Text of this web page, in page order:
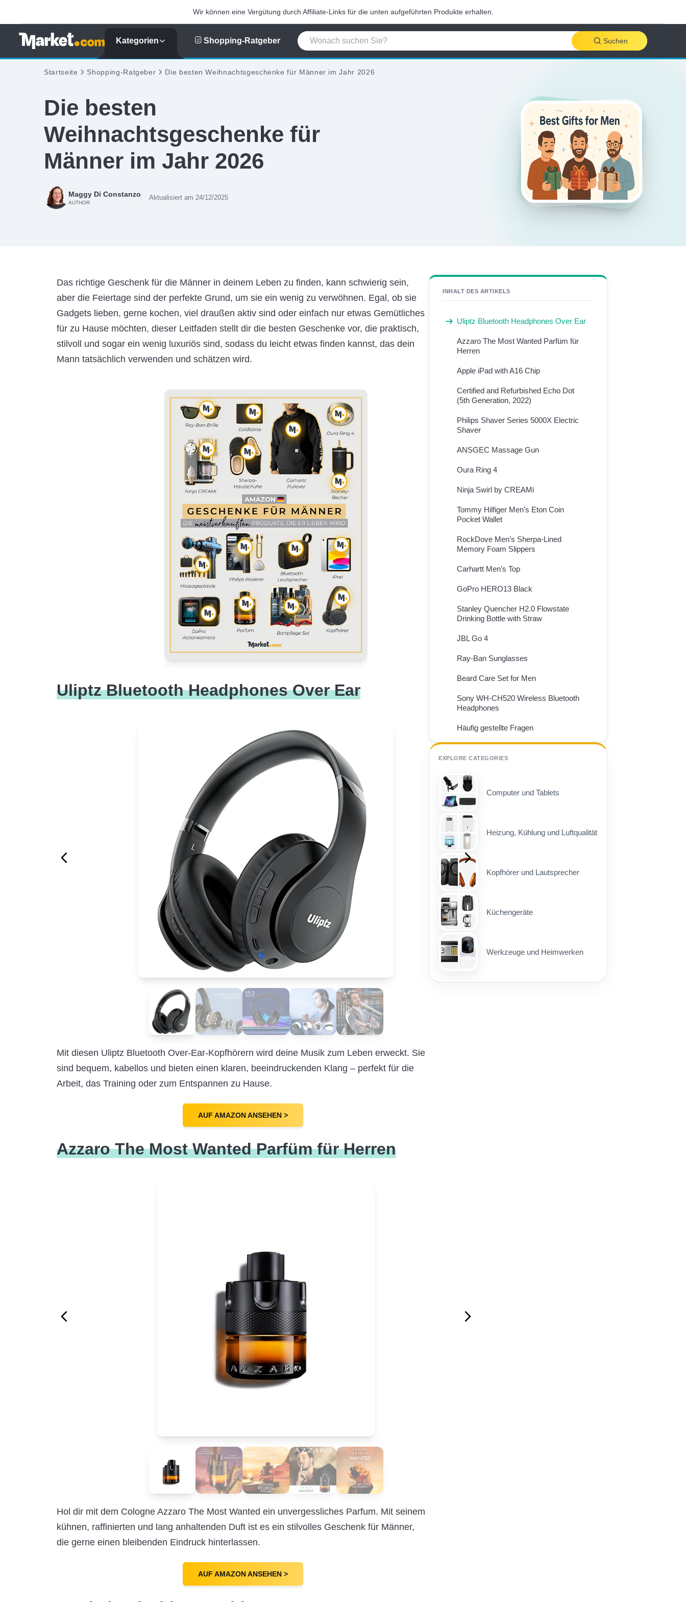
Wir können eine Vergütung durch Affiliate-Links für die unten aufgeführten Produkte erhalten.
Kategorien Shopping-Ratgeber Suchen
Startseite Shopping-Ratgeber Die besten Weihnachtsgeschenke für Männer im Jahr 2026
Die besten
Weihnachtsgeschenke für
Männer im Jahr 2026
Maggy Di Constanzo
AUTHOR
Aktualisiert am 24/12/2025
Das richtige Geschenk für die Männer in deinem Leben zu finden, kann schwierig sein,
aber die Feiertage sind der perfekte Grund, um sie ein wenig zu verwöhnen. Egal, ob sie
Gadgets lieben, gerne kochen, viel draußen aktiv sind oder einfach nur etwas Gemütliches
für zu Hause möchten, dieser Leitfaden stellt dir die besten Geschenke vor, die praktisch,
stilvoll und sogar ein wenig luxuriös sind, sodass du leicht etwas finden kannst, das dein
Mann tatsächlich verwenden und schätzen wird.
Uliptz Bluetooth Headphones Over Ear
Mit diesen Uliptz Bluetooth Over-Ear-Kopfhörern wird deine Musik zum Leben erweckt. Sie
sind bequem, kabellos und bieten einen klaren, beeindruckenden Klang – perfekt für die
Arbeit, das Training oder zum Entspannen zu Hause.
AUF AMAZON ANSEHEN >
Azzaro The Most Wanted Parfüm für Herren
Hol dir mit dem Cologne Azzaro The Most Wanted ein unvergessliches Parfum. Mit seinem
kühnen, raffinierten und lang anhaltenden Duft ist es ein stilvolles Geschenk für Männer,
die gerne einen bleibenden Eindruck hinterlassen.
AUF AMAZON ANSEHEN >
INHALT DES ARTIKELS
Uliptz Bluetooth Headphones Over Ear
Azzaro The Most Wanted Parfüm für
Herren
Apple iPad with A16 Chip
Certified and Refurbished Echo Dot
(5th Generation, 2022)
Philips Shaver Series 5000X Electric
Shaver
ANSGEC Massage Gun
Oura Ring 4
Ninja Swirl by CREAMi
Tommy Hilfiger Men’s Eton Coin
Pocket Wallet
RockDove Men’s Sherpa-Lined
Memory Foam Slippers
Carhartt Men’s Top
GoPro HERO13 Black
Stanley Quencher H2.0 Flowstate
Drinking Bottle with Straw
JBL Go 4
Ray-Ban Sunglasses
Beard Care Set for Men
Sony WH-CH520 Wireless Bluetooth
Headphones
Häufig gestellte Fragen
EXPLORE CATEGORIES
Computer und Tablets
Heizung, Kühlung und Luftqualität
Kopfhörer und Lautsprecher
Küchengeräte
Werkzeuge und Heimwerken